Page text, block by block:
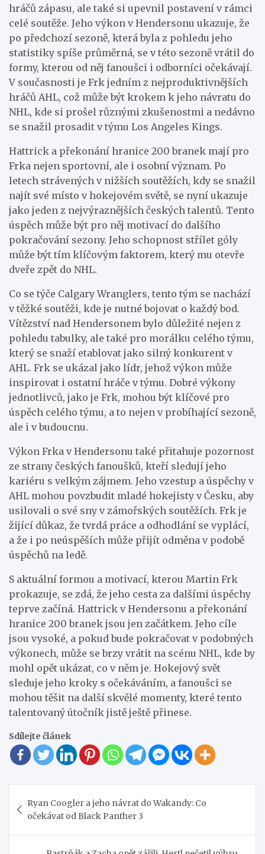
hráčů zápasu, ale také si upevnil postavení v rámci
celé soutěže. Jeho výkon v Hendersonu ukazuje, že
po předchozí sezoně, která byla z pohledu jeho
statistiky spíše průměrná, se v této sezoně vrátil do
formy, kterou od něj fanoušci i odborníci očekávají.
V současnosti je Frk jedním z nejproduktivnějších
hráčů AHL, což může být krokem k jeho návratu do
NHL, kde si prošel různými zkušenostmi a nedávno
se snažil prosadit v týmu Los Angeles Kings.
Hattrick a překonání hranice 200 branek mají pro
Frka nejen sportovní, ale i osobní význam. Po
letech strávených v nižších soutěžích, kdy se snažil
najít své místo v hokejovém světě, se nyní ukazuje
jako jeden z nejvýraznějších českých talentů. Tento
úspěch může být pro něj motivací do dalšího
pokračování sezony. Jeho schopnost střílet góly
může být tím klíčovým faktorem, který mu otevře
dveře zpět do NHL.
Co se týče Calgary Wranglers, tento tým se nachází
v těžké soutěži, kde je nutné bojovat o každý bod.
Vítězství nad Hendersonem bylo důležité nejen z
pohledu tabulky, ale také pro morálku celého týmu,
který se snaží etablovat jako silný konkurent v
AHL. Frk se ukázal jako lídr, jehož výkon může
inspirovat i ostatní hráče v týmu. Dobré výkony
jednotlivců, jako je Frk, mohou být klíčové pro
úspěch celého týmu, a to nejen v probíhající sezoně,
ale i v budoucnu.
Výkon Frka v Hendersonu také přitahuje pozornost
ze strany českých fanoušků, kteří sledují jeho
kariéru s velkým zájmem. Jeho vzestup a úspěchy v
AHL mohou povzbudit mladé hokejisty v Česku, aby
usilovali o své sny v zámořských soutěžích. Frk je
žijící důkaz, že tvrdá práce a odhodlání se vyplácí,
a že i po neúspěších může přijít odměna v podobě
úspěchů na ledě.
S aktuální formou a motivací, kterou Martin Frk
prokazuje, se zdá, že jeho cesta za dalšími úspěchy
teprve začíná. Hattrick v Hendersonu a překonání
hranice 200 branek jsou jen začátkem. Jeho cíle
jsou vysoké, a pokud bude pokračovat v podobných
výkonech, může se brzy vrátit na scénu NHL, kde by
mohl opět ukázat, co v něm je. Hokejový svět
sleduje jeho kroky s očekáváním, a fanoušci se
mohou těšit na další skvělé momenty, které tento
talentovaný útočník jistě ještě přinese.
Sdílejte článek
pro
příspěvek
Ryan Coogler a jeho návrat do Wakandy: Co
očekávat od Black Panther 3